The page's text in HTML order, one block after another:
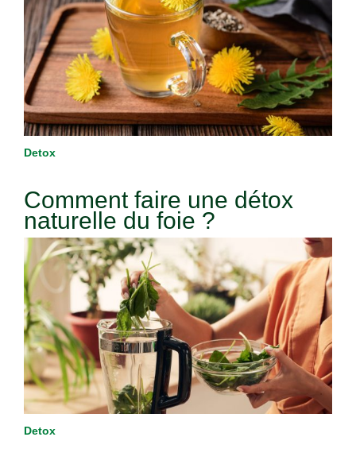
Detox
Comment faire une détox
naturelle du foie ?
Detox